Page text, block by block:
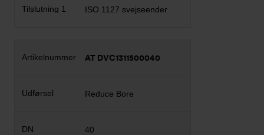
ISO 1127 svejseender
AT DVC1311500040
Reduce Bore
40